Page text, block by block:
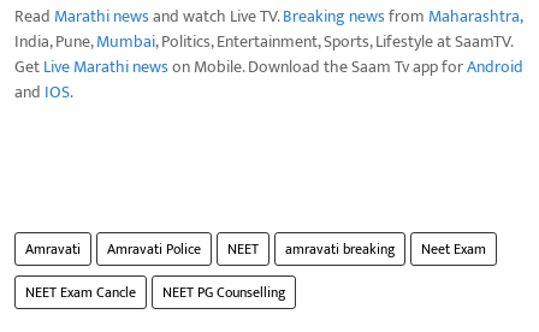
Read Marathi newsand watch Live TV.Breaking newsfrom Maharashtra,
India, Pune,Mumbai, Politics, Entertainment, Sports, Lifestyle at SaamTV.
GetLive Marathi newson Mobile. Download the Saam Tv app forAndroid
and IOS.
Amravati Amravati Police NEET amravati breaking
Neet Exam
NEET Exam Cancle
NEET PG Counselling